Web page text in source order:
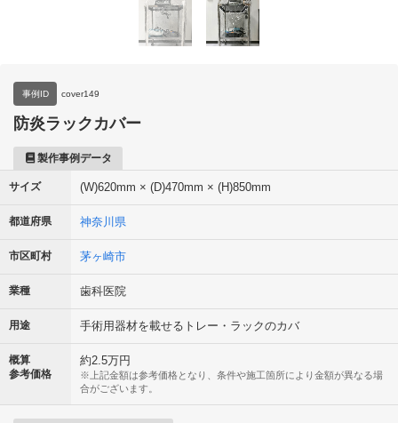
事例ID cover149
防炎ラックカバー
製作事例データ
サイズ (W)620mm × (D)470mm × (H)850mm
都道府県 神奈川県
市区町村 茅ヶ崎市
業種 歯科医院
用途 手術用器材を載せるトレー・ラックのカバ
概算
参考価格
約2.5万円
※上記金額は参考価格となり、条件や施工箇所により金額が異なる場
合がございます。